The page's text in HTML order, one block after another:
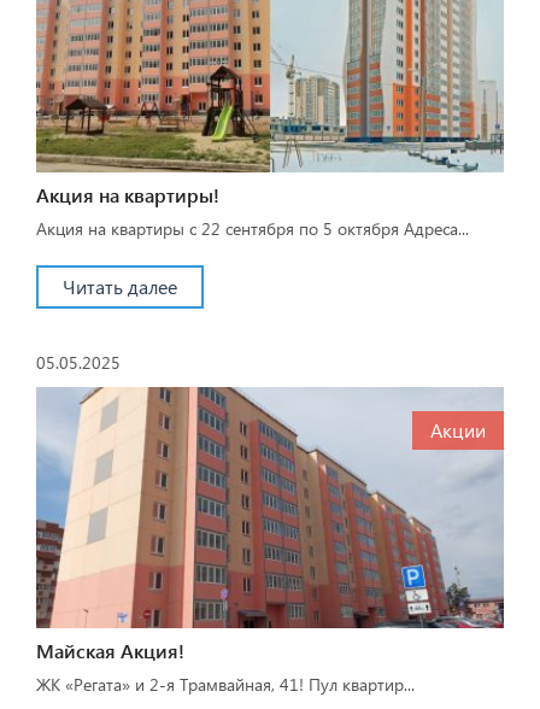
Акция на квартиры!
Акция на квартиры с 22 сентября по 5 октября Адреса...
Читать далее
05.05.2025
Акции
Майская Акция!
ЖК «Регата» и 2-я Трамвайная, 41! Пул квартир...